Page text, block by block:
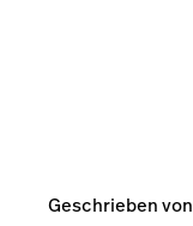
Geschrieben von